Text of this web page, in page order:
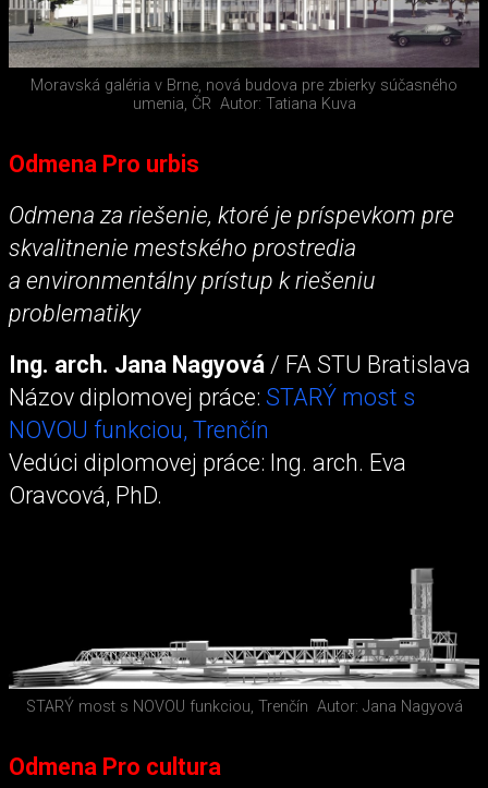
Moravská galéria v Brne, nová budova pre zbierky súčasného
umenia, ČR Autor: Tatiana Kuva
Odmena Pro urbis
Odmena za riešenie, ktoré je príspevkom pre
skvalitnenie mestského prostredia
a environmentálny prístup k riešeniu
problematiky
Ing. arch. Jana Nagyová / FA STU Bratislava
Názov diplomovej práce: STARÝ most s
NOVOU funkciou, Trenčín
Vedúci diplomovej práce: Ing. arch. Eva
Oravcová, PhD.
STARÝ most s NOVOU funkciou, Trenčín Autor: Jana Nagyová
Odmena Pro cultura